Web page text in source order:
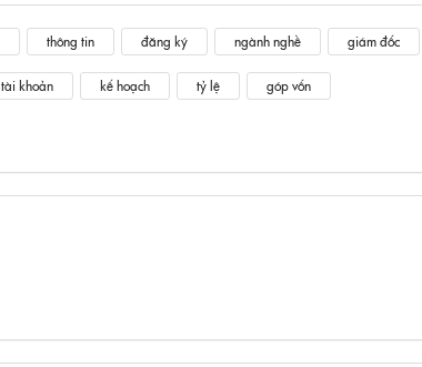
thông tin đăng ký ngành nghề giám đốc
tài khoản kế hoạch tỷ lệ góp vốn